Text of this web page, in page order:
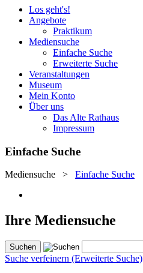
Los geht's!
Angebote
Praktikum
Mediensuche
Einfache Suche
Erweiterte Suche
Veranstaltungen
Museum
Mein Konto
Über uns
Das Alte Rathaus
Impressum
Einfache Suche
Mediensuche > Einfache Suche
Ihre Mediensuche
Suche verfeinern (Erweiterte Suche)